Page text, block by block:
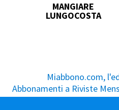
MANGIARE
LUNGOCOSTA
Miabbono.com,
Abbonamenti a Riviste